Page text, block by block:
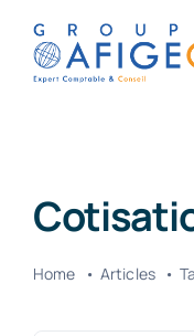
Passer
contenu
Home Articles